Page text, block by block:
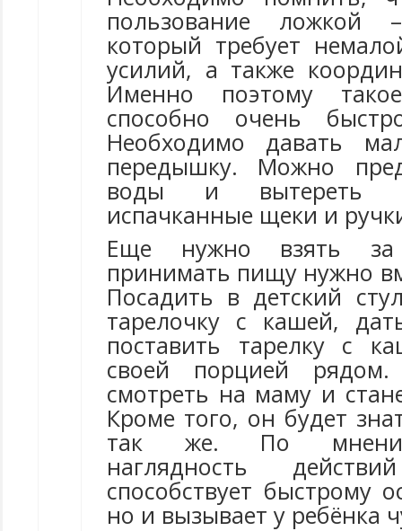
пользование ложкой
который требует
усилий, а также
Именно поэтому
способно очень
Необходимо давать
передышку. Можно
воды и вытереть
испачканные щеки и
Еще нужно взять
принимать пищу нужно
Посадить в детский
тарелочку с кашей,
поставить тарелку с
своей порцией рядом.
смотреть на маму и
Кроме того, он будет
так же. По мнению
наглядность
способствует быстрому
но и вызывает у ребёнка